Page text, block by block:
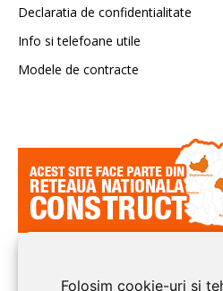
Folosim cookie-uri și
Declaratia de confidentialitate
Info si telefoane utile
Modele de contracte